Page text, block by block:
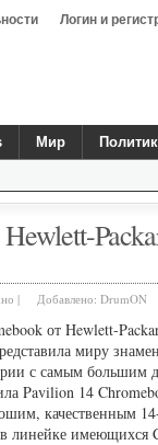
Логин и
Мир
Hewlett-
| Добавлено: DrumON
миру
с самым большим
Pavilion 14
качественным
линейке имеющихся